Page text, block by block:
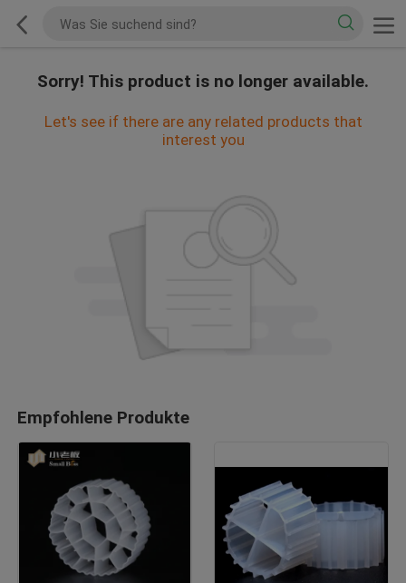
Sorry! This product is no longer available.
Let's see if there are any related products that
interest you
Empfohlene Produkte